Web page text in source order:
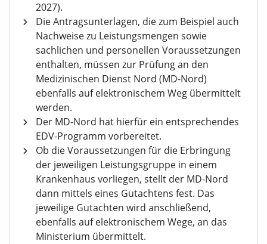
2027).
Die Antragsunterlagen, die zum Beispiel auch
Nachweise zu Leistungsmengen sowie
sachlichen und personellen Voraussetzungen
enthalten, müssen zur Prüfung an den
Medizinischen Dienst Nord (MD-Nord)
ebenfalls auf elektronischem Weg übermittelt
werden.
Der MD-Nord hat hierfür ein entsprechendes
EDV-Programm vorbereitet.
Ob die Voraussetzungen für die Erbringung
der jeweiligen Leistungsgruppe in einem
Krankenhaus vorliegen, stellt der MD-Nord
dann mittels eines Gutachtens fest. Das
jeweilige Gutachten wird anschließend,
ebenfalls auf elektronischem Wege, an das
Ministerium übermittelt.